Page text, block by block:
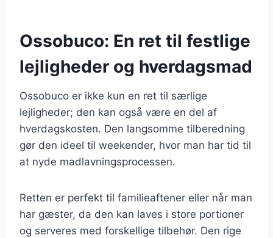
Ossobuco: En ret til festlige
lejligheder og hverdagsmad
Ossobuco er ikke kun en ret til særlige
lejligheder; den kan også være en del af
hverdagskosten. Den langsomme tilberedning
gør den ideel til weekender, hvor man har tid til
at nyde madlavningsprocessen.
Retten er perfekt til familieaftener eller når man
har gæster, da den kan laves i store portioner
og serveres med forskellige tilbehør. Den rige